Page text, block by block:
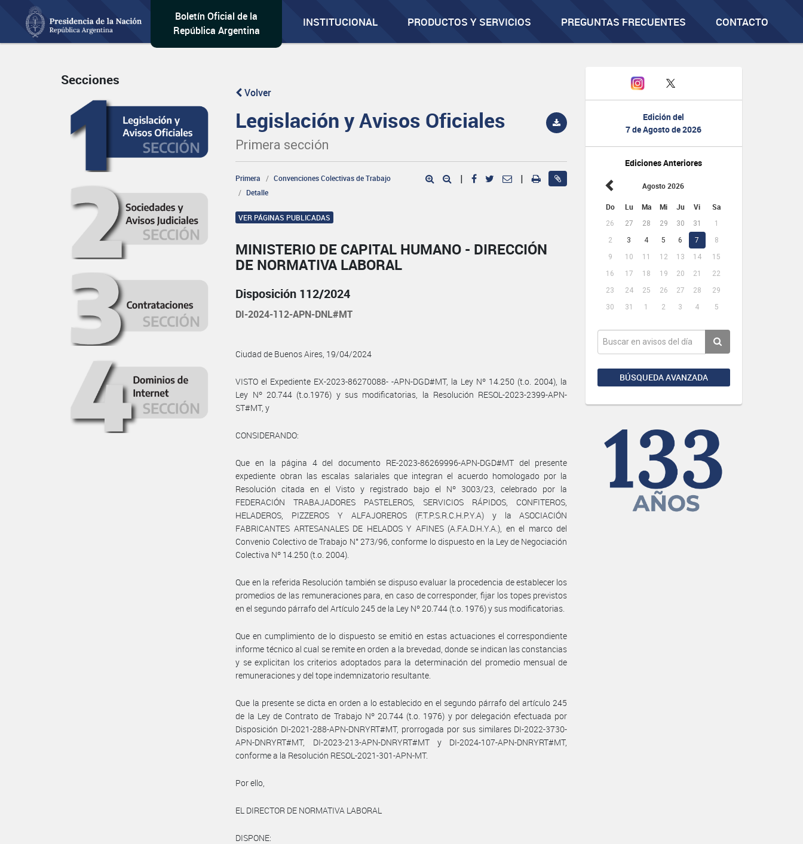
Boletín Oficial de la
República Argentina
INSTITUCIONAL PRODUCTOS Y SERVICIOS PREGUNTAS FRECUENTES CONTACTO
Edición del
7 de Agosto de 2026
Ediciones Anteriores
Agosto 2026
Do Lu Ma Mi Ju Vi Sa
26 27 28 29 30 31
1
2
3 4 5 6 7
8
9
10 11 12 13 14
15
16
17 18 19 20 21
22
23
24 25 26 27 28
29
30
31 1 2 3 4 5
BÚSQUEDA AVANZADA
Secciones
Volver
Legislación y Avisos Oficiales
Primera sección
Primera
Convenciones Colectivas de Trabajo
Detalle
| |
VER PÁGINAS PUBLICADAS
MINISTERIO DE CAPITAL HUMANO - DIRECCIÓN
DE NORMATIVA LABORAL
Disposición 112/2024
DI-2024-112-APN-DNL#MT
Ciudad de Buenos Aires, 19/04/2024
VISTO el Expediente EX-2023-86270088- -APN-DGD#MT, la Ley Nº 14.250 (t.o. 2004), la
Ley Nº 20.744 (t.o.1976) y sus modificatorias, la Resolución RESOL-2023-2399-APN-
ST#MT, y
CONSIDERANDO:
Que en la página 4 del documento RE-2023-86269996-APN-DGD#MT del presente
expediente obran las escalas salariales que integran el acuerdo homologado por la
Resolución citada en el Visto y registrado bajo el Nº 3003/23, celebrado por la
FEDERACIÓN TRABAJADORES PASTELEROS, SERVICIOS RÁPIDOS, CONFITEROS,
HELADEROS, PIZZEROS Y ALFAJOREROS (F.T.P.S.R.C.H.P.Y.A) y la ASOCIACIÓN
FABRICANTES ARTESANALES DE HELADOS Y AFINES (A.F.A.D.H.Y.A.), en el marco del
Convenio Colectivo de Trabajo N° 273/96, conforme lo dispuesto en la Ley de Negociación
Colectiva Nº 14.250 (t.o. 2004).
Que en la referida Resolución también se dispuso evaluar la procedencia de establecer los
promedios de las remuneraciones para, en caso de corresponder, fijar los topes previstos
en el segundo párrafo del Artículo 245 de la Ley Nº 20.744 (t.o. 1976) y sus modificatorias.
Que en cumplimiento de lo dispuesto se emitió en estas actuaciones el correspondiente
informe técnico al cual se remite en orden a la brevedad, donde se indican las constancias
y se explicitan los criterios adoptados para la determinación del promedio mensual de
remuneraciones y del tope indemnizatorio resultante.
Que la presente se dicta en orden a lo establecido en el segundo párrafo del artículo 245
de la Ley de Contrato de Trabajo Nº 20.744 (t.o. 1976) y por delegación efectuada por
Disposición DI-2021-288-APN-DNRYRT#MT, prorrogada por sus similares DI-2022-3730-
APN-DNRYRT#MT, DI-2023-213-APN-DNRYRT#MT y DI-2024-107-APN-DNRYRT#MT,
conforme a la Resolución RESOL-2021-301-APN-MT.
Por ello,
EL DIRECTOR DE NORMATIVA LABORAL
DISPONE: